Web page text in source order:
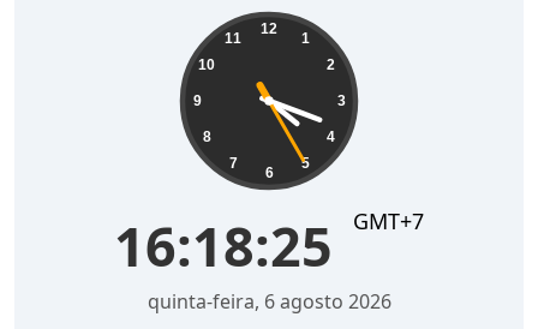
12
1
2
3
4
5
6
7
8
9
10
11
16:18:25 GMT+7
quinta-feira, 6 agosto 2026